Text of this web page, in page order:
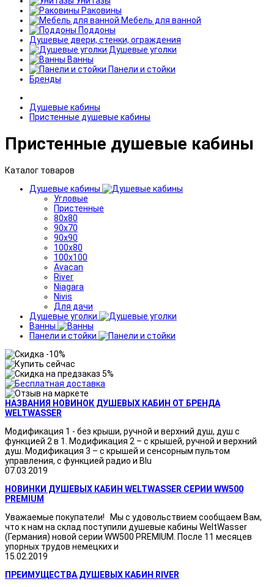
Раковины
Мебель для ванной
Поддоны
Душевые двери, стенки, ограждения
Душевые уголки
Ванны
Панели и стойки
Бренды
Душевые кабины
Пристенные душевые кабины
Пристенные душевые кабины
Каталог товаров
Душевые кабины
Угловые
Пристенные
80x80
90x70
90x90
100x80
100x100
Avacan
River
Niagara
Nivis
Для дачи
Душевые уголки
Ванны
Панели и стойки
НАЗВАНИЯ НОВИНОК ДУШЕВЫХ КАБИН ОТ БРЕНДА
WELTWASSER
Модификация 1 - без крыши, ручной и верхний душ, душ с
функцией 2 в 1. Модификация 2 – с крышей, ручной и верхний
душ. Модификация 3 – с крышей и сенсорным пультом
управления, с функцией радио и Blu
07.03.2019
НОВИНКИ ДУШЕВЫХ КАБИН WELTWASSER СЕРИИ WW500
PREMIUM
Уважаемые покупатели! Мы с удовольствием сообщаем Вам,
что к нам на склад поступили душевые кабины WeltWasser
(Германия) новой серии WW500 PREMIUM. После 11 месяцев
упорных трудов немецких и
15.02.2019
ПРЕИМУЩЕСТВА ДУШЕВЫХ КАБИН RIVER